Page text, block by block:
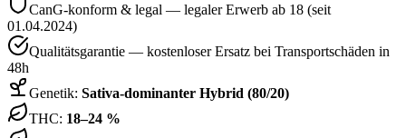
CanG-konform & legal — legaler Erwerb ab 18 (seit
01.04.2024)
Qualitätsgarantie — kostenloser Ersatz bei Transportschäden in
48h
Genetik: Sativa-dominanter Hybrid (80/20)
THC: 18–24 %